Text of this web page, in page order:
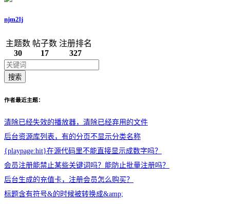
njm2lj
主题数
30
帖子数
17
注册排名
327
搜索
作者最近主题：
清除已经失效的播放器，清除已经弃用的文件
后台资源库列表，有的分页不显示分类名称
{playpage:hit}在源代码里不能直接显示成数字吗？
会员注册能禁止某些关键词吗？能防止批量注册吗？
后台生成的充值卡，注册会员怎么购买？
标题含有符号&的时候被转换成&amp;